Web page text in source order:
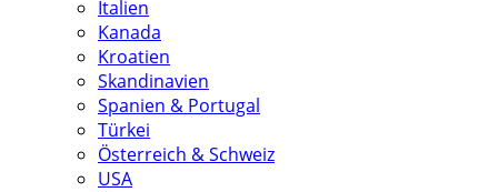
Italien
Kanada
Kroatien
Skandinavien
Spanien & Portugal
Türkei
Österreich & Schweiz
USA